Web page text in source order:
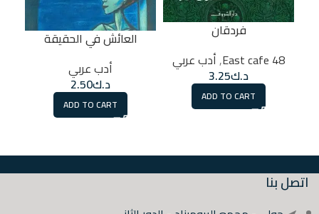
فردقان
48 East cafe
,أدب عربي
د.ك3.25
ADD TO CART
العائش في الحقيقة
أدب عربي
د.ك2.50
ADD TO CART
اتصل بنا